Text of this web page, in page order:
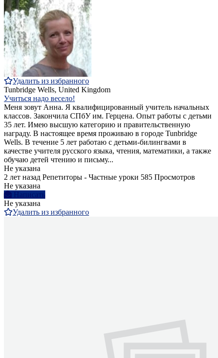
Удалить из избранного
Tunbridge Wells, United Kingdom
Учиться надо весело!
Меня зовут Анна. Я квалифицированный учитель начальных
классов. Закончила СПбУ им. Герцена. Опыт работы c детьми
35 лет. Имею высшую категорию и правительственную
награду. В настоящее время проживаю в городе Tunbridge
Wells. В течение 5 лет работаю с детьми-билингвами в
качестве учителя русского языка, чтения, математики, а также
обучаю детей чтению и письму...
Не указана
2 лет назад Репетиторы - Частные уроки 585 Просмотров
Не указана
Написать
Не указана
Удалить из избранного